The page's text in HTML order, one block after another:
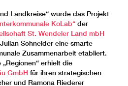
Landkreise“ wurde das Projekt
KoLab“ der
St. Wendeler Land mbH
Schneider eine smarte
Zusammenarbeit etabliert.
erhielt die
GmbH für ihren strategischen
und Ramona Riederer